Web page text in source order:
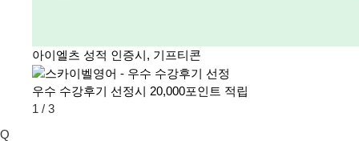
아이엘츠 성적 인증시, 기프티콘
우수 수강후기 선정시 20,000포인트 적립
1 / 3
Q